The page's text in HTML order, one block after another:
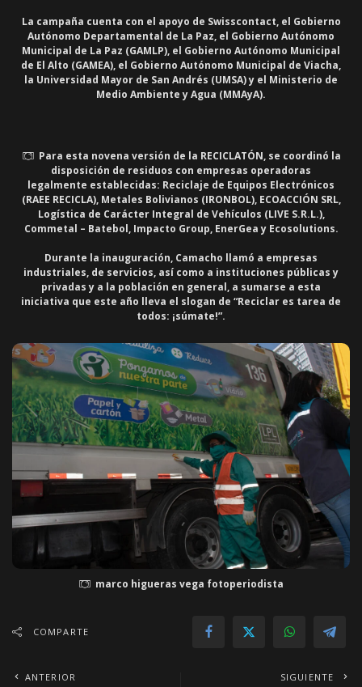
La campaña cuenta con el apoyo de Swisscontact, el Gobierno
Autónomo Departamental de La Paz, el Gobierno Autónomo
Municipal de La Paz (GAMLP), el Gobierno Autónomo Municipal
de El Alto (GAMEA), el Gobierno Autónomo Municipal de Viacha,
la Universidad Mayor de San Andrés (UMSA) y el Ministerio de
Medio Ambiente y Agua (MMAyA).
Para esta novena versión de la RECICLATÓN, se coordinó la
disposición de residuos con empresas operadoras
legalmente establecidas: Reciclaje de Equipos Electrónicos
(RAEE RECICLA), Metales Bolivianos (IRONBOL), ECOACCIÓN SRL,
Logística de Carácter Integral de Vehículos (LIVE S.R.L.),
Commetal – Batebol, Impacto Group, EnerGea y Ecosolutions.
Durante la inauguración, Camacho llamó a empresas
industriales, de servicios, así como a instituciones públicas y
privadas y a la población en general, a sumarse a esta
iniciativa que este año lleva el slogan de “Reciclar es tarea de
todos: ¡súmate!”.
marco higueras vega fotoperiodista
COMPARTE
ANTERIOR SIGUIENTE